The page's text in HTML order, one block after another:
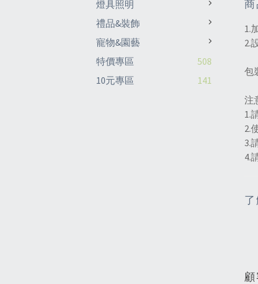
燈具照明
禮品&裝飾
寵物&園藝
特價專區
508
10元專區
141
1.
2.
包
注
1.
2.
3.
4.